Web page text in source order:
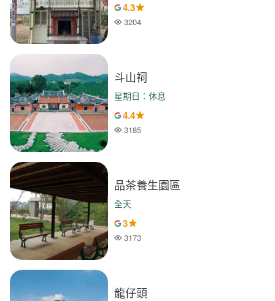
4.3
人氣
3204
斗山祠
星期日：休息
4.4
人氣
3185
品茶養生園區
全天
3
人氣
3173
龍仔頭